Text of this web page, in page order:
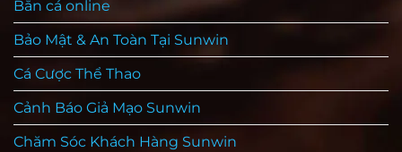
Online
Ổn
Định
Bắn cá online
Bảo Mật & An Toàn Tại Sunwin
Cá Cược Thể Thao
Cảnh Báo Giả Mạo Sunwin
Chăm Sóc Khách Hàng Sunwin